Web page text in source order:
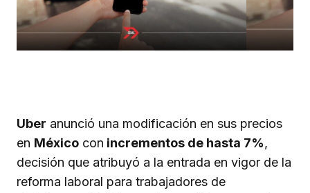
Uber anunció una modificación en sus precios
en México con incrementos de hasta 7%,
decisión que atribuyó a la entrada en vigor de la
reforma laboral para trabajadores de